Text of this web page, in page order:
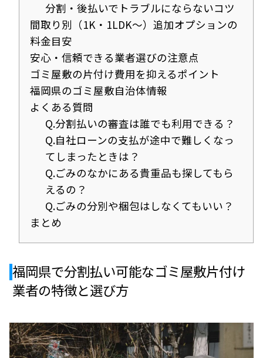
分割・後払いでトラブルにならないコツ
間取り別（1K・1LDK～）追加オプションの
料金目安
安心・信頼できる業者選びの注意点
ゴミ屋敷の片付け費用を抑えるポイント
福岡県のゴミ屋敷自治体情報
よくある質問
Q.分割払いの審査は誰でも利用できる？
Q.自社ローンの支払が途中で難しくなっ
てしまったときは？
Q.ごみのなかにある貴重品も探してもら
えるの？
Q.ごみの分別や梱包はしなくてもいい？
まとめ
福岡県で分割払い可能なゴミ屋敷片付け
業者の特徴と選び方